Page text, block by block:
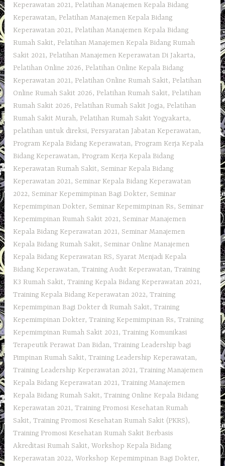
Keperawatan 2021, Pelatihan Manajemen Kepala Bidang
Keperawatan, Pelatihan Manajemen Kepala Bidang
Keperawatan 2021, Pelatihan Manajemen Kepala Bidang
Rumah Sakit, Pelatihan Manajemen Kepala Bidang Rumah
Sakit 2021, Pelatihan Manajemen Keperawatan Di Jakarta,
Pelatihan Online 2026, Pelatihan Online Kepala Bidang
Keperawatan 2021, Pelatihan Online Rumah Sakit, Pelatihan
Online Rumah Sakit 2026, Pelatihan Rumah Sakit‎, Pelatihan
Rumah Sakit 2026, Pelatihan Rumah Sakit Jogja, Pelatihan
Rumah Sakit Murah, Pelatihan Rumah Sakit Yogyakarta,
pelatihan untuk direksi, Persyaratan Jabatan Keperawatan,
Program Kepala Bidang Keperawatan, Program Kerja Kepala
Bidang Keperawatan, Program Kerja Kepala Bidang
Keperawatan Rumah Sakit, Seminar Kepala Bidang
Keperawatan 2021, Seminar Kepala Bidang Keperawatan
2022, Seminar Kepemimpinan Bagi Dokter, Seminar
Kepemimpinan Dokter, Seminar Kepemimpinan Rs, Seminar
Kepemimpinan Rumah Sakit 2021, Seminar Manajemen
Kepala Bidang Keperawatan 2021, Seminar Manajemen
Kepala Bidang Rumah Sakit, Seminar Online Manajemen
Kepala Bidang Keperawatan RS, Syarat Menjadi Kepala
Bidang Keperawatan,Training Audit Keperawatan,Training
K3 Rumah Sakit,Training Kepala Bidang Keperawatan 2021,
Training Kepala Bidang Keperawatan 2022,Training
Kepemimpinan Bagi Dokter di Rumah Sakit,Training
Kepemimpinan Dokter,Training Kepemimpinan Rs,Training
Kepemimpinan Rumah Sakit 2021,Training Komunikasi
Terapeutik Perawat Dan Bidan,Training Leadership bagi
Pimpinan Rumah Sakit,Training Leadership Keperawatan,
Training Leadership Keperawatan 2021,Training Manajemen
Kepala Bidang Keperawatan 2021,Training Manajemen
Kepala Bidang Rumah Sakit,Training Online Kepala Bidang
Keperawatan 2021,Training Promosi Kesehatan Rumah
Sakit,Training Promosi Kesehatan Rumah Sakit (PKRS),
Training Promosi Kesehatan Rumah Sakit Berbasis
Akreditasi Rumah Sakit,Workshop Kepala Bidang
Keperawatan 2022,Workshop Kepemimpinan Bagi Dokter,